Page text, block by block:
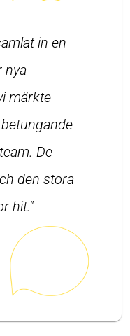
in en
nya
märkte
De
den stora
hit."